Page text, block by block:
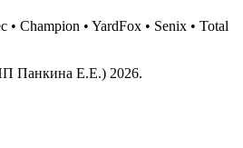
• Champion • YardFox • Senix • Total
Панкина Е.Е.) 2026.